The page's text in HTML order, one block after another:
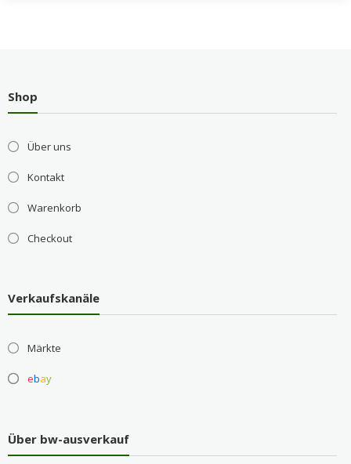
Shop
Über uns
Kontakt
Warenkorb
Checkout
Verkaufskanäle
Märkte
ebay
Über bw-ausverkauf